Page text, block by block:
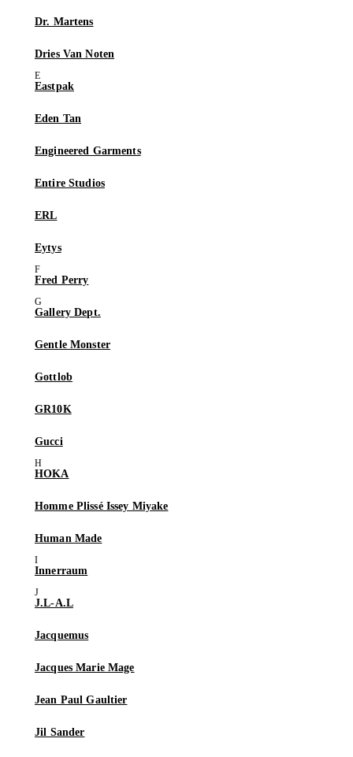
Dr. Martens
Dries Van Noten
Eastpak
Eden Tan
Engineered Garments
Entire Studios
ERL
Eytys
Fred Perry
Gallery Dept.
Gentle Monster
Gottlob
GR10K
Gucci
HOKA
Homme Plissé Issey Miyake
Human Made
Innerraum
J.L-A.L
Jacquemus
Jacques Marie Mage
Jean Paul Gaultier
Jil Sander